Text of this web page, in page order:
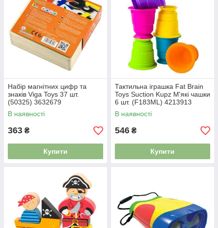
Набір магнітних цифр та
знаків Viga Toys 37 шт.
(50325) 3632679
В наявності
363 ₴
Купити
Тактильна іграшка Fat Brain
Toys Suction Kupz М'які чашки
6 шт. (F183ML) 4213913
В наявності
546 ₴
Купити